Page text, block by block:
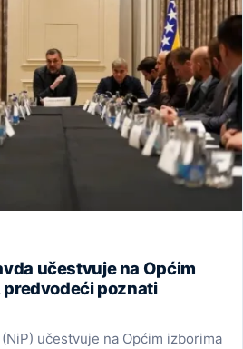
učestvuje na Općim
poznati
učestvuje na Općim izborima